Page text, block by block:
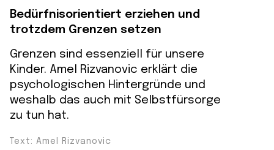
Bedürfnisorientiert erziehen und
trotzdem Grenzen setzen
Grenzen sind essenziell für unsere
Kinder. Amel Rizvanovic erklärt die
psychologischen Hintergründe und
weshalb das auch mit Selbstfürsorge
zu tun hat.
Text: Amel Rizvanovic